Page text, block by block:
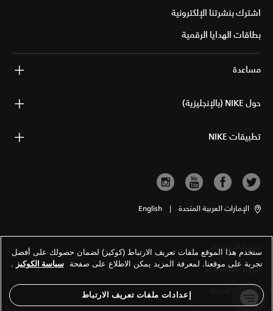
اشترك بنشرتنا الإلكترونية
بطاقات الهدايا الرقمية
مساعدة
حول NIKE (بالإنجليزية)
تطبيقات NIKE
الإمارات العربية المتحدة |
English
شروط الاستخدام
شروط وأحكام البيع
معلومات الشركة
ستخدم هذا الموقع ملفات تعريف الارتباط (كوكيز) لضمان حصولك على أفضل
تجربة على موقعنا. لمعرفة المزيد يمكن الاطلاع على صفحة سياسة الكوكيز .
إعدادات ملفات تعريف الارتباط